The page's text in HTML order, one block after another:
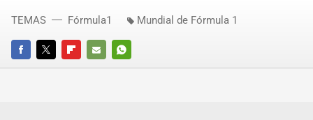
FACEBOOKTWITTERFLIPBOARD
E-
WHATSAPP
TEMAS Fórmula1 Mundial de Fórmula 1